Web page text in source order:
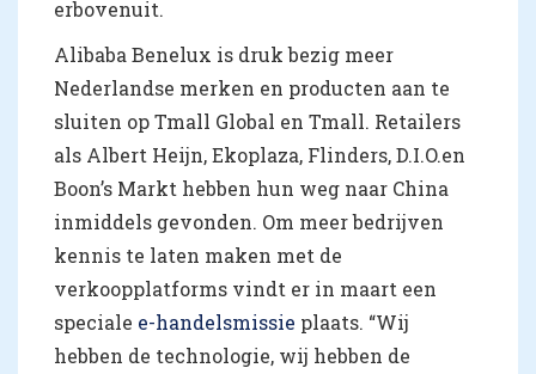
erbovenuit.
Alibaba Benelux is druk bezig meer
Nederlandse merken en producten aan te
sluiten op Tmall Global en Tmall. Retailers
als Albert Heijn, Ekoplaza, Flinders, D.I.O.en
Boon’s Markt hebben hun weg naar China
inmiddels gevonden. Om meer bedrijven
kennis te laten maken met de
verkoopplatforms vindt er in maart een
speciale e-handelsmissie plaats. “Wij
hebben de technologie, wij hebben de